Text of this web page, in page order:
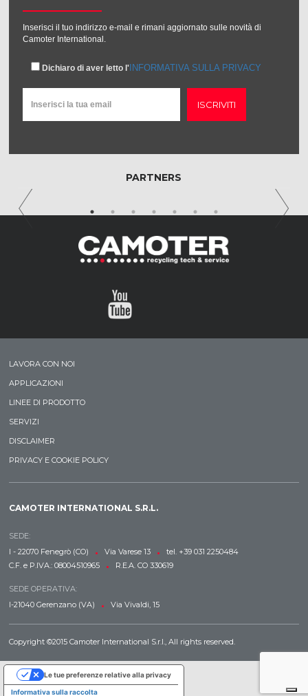
Inserisci il tuo indirizzo e-mail e rimani aggiornato sulle novità di
Camoter International.
Dichiaro di aver letto l' INFORMATIVA SULLA PRIVACY
ISCRIVITI
PARTNERS
LAVORA CON NOI
APPLICAZIONI
LINEE DI PRODOTTO
SERVIZI
DISCLAIMER
PRIVACY E COOKIE POLICY
CAMOTER INTERNATIONAL S.R.L.
SEDE:
I - 22070 Fenegrò (CO)
• Via Varese 13 •
tel. +39 031 2250484
C.F. e P.IVA.: 08004510965
• R.E.A. CO 330619
SEDE OPERATIVA:
I-21040 Gerenzano (VA)
• Via Vivaldi, 15
Copyright ©2015 Camoter International S.r.l., All rights reserved.
Informativa sulla raccolta
Le tue preferenze relative alla privacy